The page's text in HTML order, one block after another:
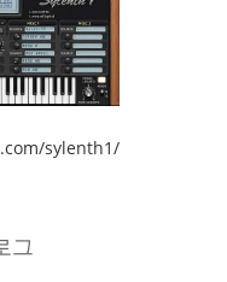
sylenth1/
그